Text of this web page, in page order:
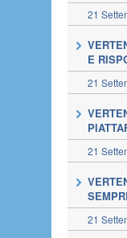
21
E
21
21
21